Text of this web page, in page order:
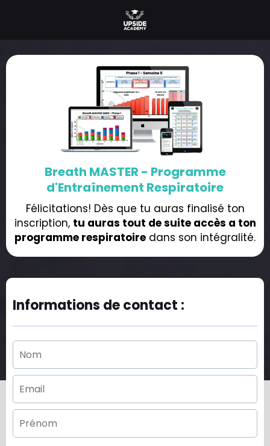
Breath MASTER - Programme
d'Entraînement Respiratoire
Félicitations! Dès que tu auras finalisé ton
inscription, tu auras tout de suite accès a ton
programme respiratoire dans son intégralité.
Informations de contact :